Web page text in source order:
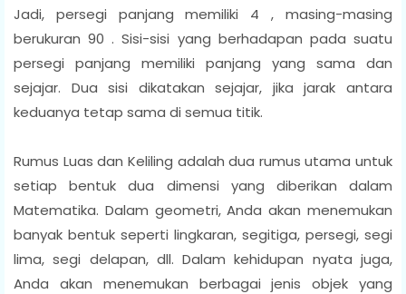
Jadi, persegi panjang memiliki 4 , masing-masing
berukuran 90 . Sisi-sisi yang berhadapan pada suatu
persegi panjang memiliki panjang yang sama dan
sejajar. Dua sisi dikatakan sejajar, jika jarak antara
keduanya tetap sama di semua titik.
Rumus Luas dan Keliling adalah dua rumus utama untuk
setiap bentuk dua dimensi yang diberikan dalam
Matematika. Dalam geometri, Anda akan menemukan
banyak bentuk seperti lingkaran, segitiga, persegi, segi
lima, segi delapan, dll. Dalam kehidupan nyata juga,
Anda akan menemukan berbagai jenis objek yang